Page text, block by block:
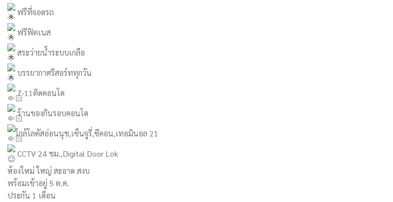
ฟรีที่จอดรถ
ฟรีฟิตเนส
สระว่ายน้ำระบบเกลือ
บรรยากาศรีสอร์ททุกวัน
7-11ติดคอนโด
ร้านของกินรอบคอนโด
ใกล้โลตัสอ่อนนุช,เซ็นจูรี่,ซีคอน,เทอมินอล 21
CCTV 24 ชม.,Digital Door Lok
ห้องใหม่ ใหญ่ สะอาด สงบ
พร้อมเข้าอยู่ 5 ต.ค.
ประกัน 1 เดือน